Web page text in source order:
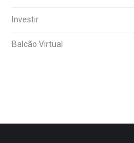
Investir
Balcão Virtual